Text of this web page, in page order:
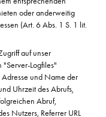
oder anderweitig
(Art. 6 Abs. 1 S. 1 lit.
auf unser
Logfiles"
und Name der
Uhrzeit des Abrufs,
Abruf,
Nutzers, Referrer URL